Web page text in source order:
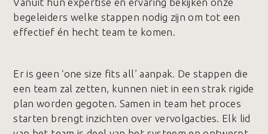
begeleiders welke stappen nodig zijn om tot een
effectief én hecht team te komen.
Er is geen ‘one size fits all’ aanpak. De stappen die
een team zal zetten, kunnen niet in een strak rigide
plan worden gegoten. Samen in team het proces
starten brengt inzichten over vervolgacties. Elk lid